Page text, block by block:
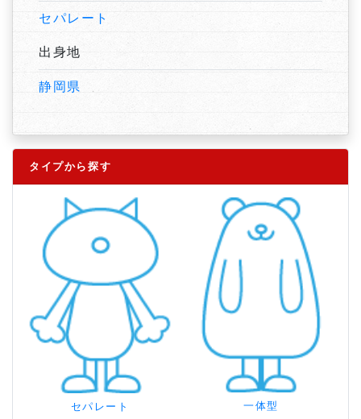
セパレート
出身地
静岡県
タイプから探す
セパレート 一体型